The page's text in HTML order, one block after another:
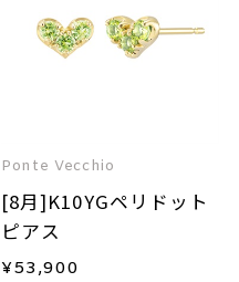
Ponte Vecchio
[8月]K10YGペリドット
ピアス
¥53,900